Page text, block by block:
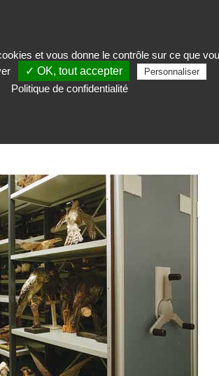
et stockage>Rayonnage mobile
Rayonnage
et vous donne le contrôle sur ce que
✓ OK, tout accepter Personnaliser
Politique de confidentialité